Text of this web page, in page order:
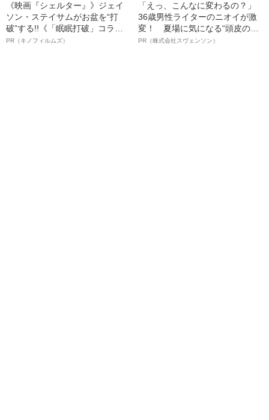
《映画『シェルター』》ジェイ
ソン・ステイサムがお盆を“打
破”する!!《「眠眠打破」コラ
ボ》
PR（キノフィルムズ）
「えっ、こんなに変わるの？」
36歳男性ライターのニオイが激
変！ 夏場に気になる“頭皮のニ
オイ”や“ベタつき”を解消す
PR（株式会社スヴェンソン）